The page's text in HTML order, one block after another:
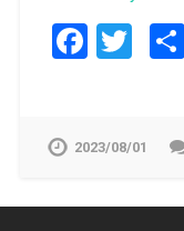
2023/08/01